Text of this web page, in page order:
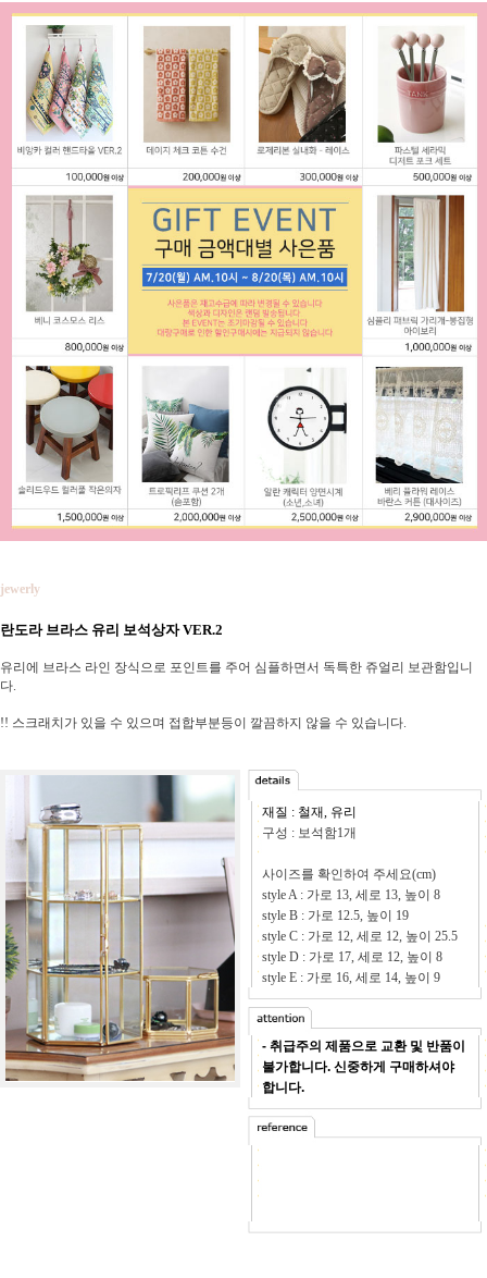
jewerly
란도라 브라스 유리 보석상자 VER.2
유리에 브라스 라인 장식으로 포인트를 주어 심플하면서 독특한 쥬얼리 보관함입니
다.
!! 스크래치가 있을 수 있으며 접합부분등이 깔끔하지 않을 수 있습니다.
재질 : 철재, 유리
구성 : 보석함1개
사이즈를 확인하여 주세요(cm)
style A : 가로 13, 세로 13, 높이 8
style B : 가로 12.5, 높이 19
style C : 가로 12, 세로 12, 높이 25.5
style D : 가로 17, 세로 12, 높이 8
style E : 가로 16, 세로 14, 높이 9
- 취급주의 제품으로 교환 및 반품이
불가합니다. 신중하게 구매하셔야
합니다.